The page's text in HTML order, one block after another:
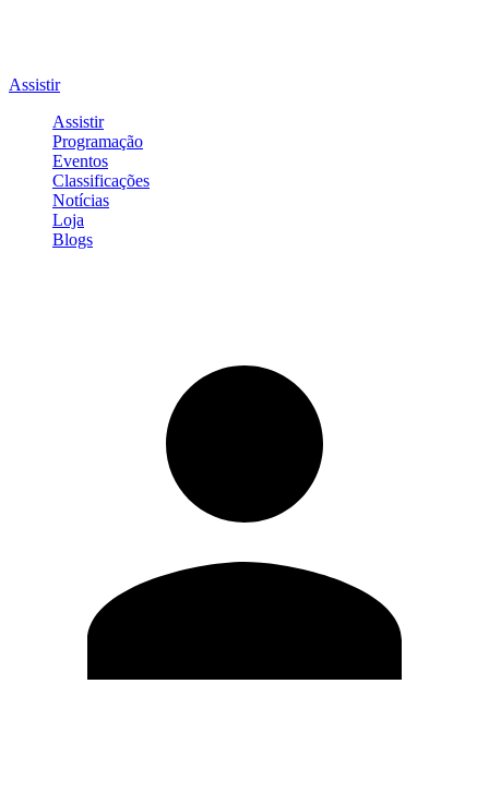
Assistir
Assistir
Programação
Eventos
Classificações
Notícias
Loja
Blogs